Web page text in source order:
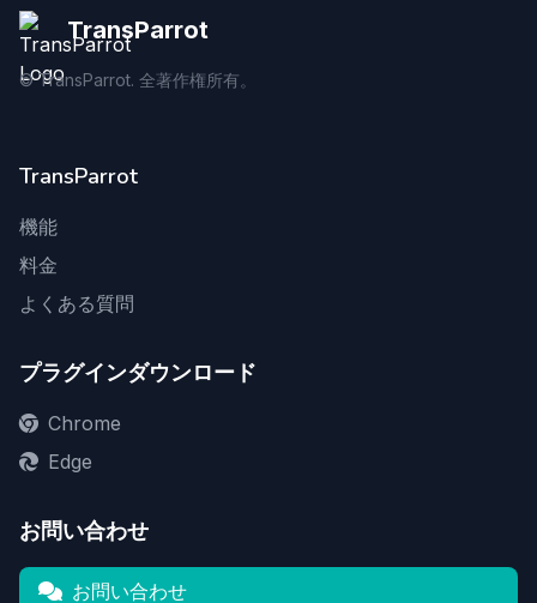
TransParrot
©TransParrot. 全著作権所有。
TransParrot
機能
料金
よくある質問
プラグインダウンロード
Chrome
Edge
お問い合わせ
お問い合わせ